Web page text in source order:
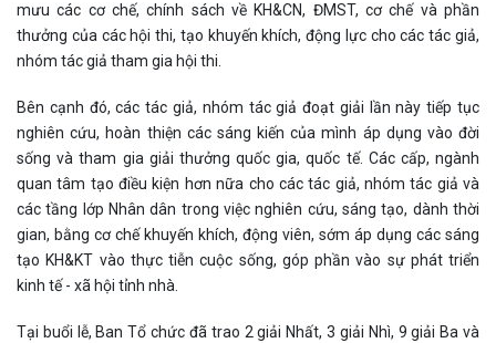
mưu các cơ chế, chính sách về KH&CN, ĐMST, cơ chế và phần
thưởng của các hội thi, tạo khuyến khích, động lực cho các tác giả,
nhóm tác giả tham gia hội thi.
Bên cạnh đó, các tác giả, nhóm tác giả đoạt giải lần này tiếp tục
nghiên cứu, hoàn thiện các sáng kiến của mình áp dụng vào đời
sống và tham gia giải thưởng quốc gia, quốc tế. Các cấp, ngành
quan tâm tạo điều kiện hơn nữa cho các tác giả, nhóm tác giả và
các tầng lớp Nhân dân trong việc nghiên cứu, sáng tạo, dành thời
gian, bằng cơ chế khuyến khích, động viên, sớm áp dụng các sáng
tạo KH&KT vào thực tiễn cuộc sống, góp phần vào sự phát triển
kinh tế - xã hội tỉnh nhà.
Tại buổi lễ, Ban Tổ chức đã trao 2 giải Nhất, 3 giải Nhì, 9 giải Ba và